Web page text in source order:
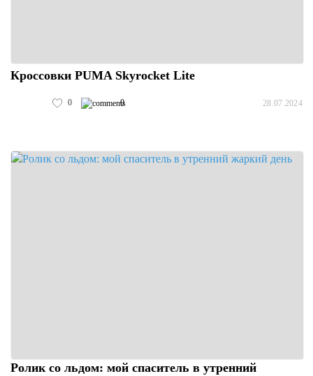
Кроссовки PUMA Skyrocket Lite
0 0 28.07.2024
Ролик со льдом: мой спаситель в утренний